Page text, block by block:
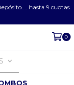
hasta 9 cuotas
0